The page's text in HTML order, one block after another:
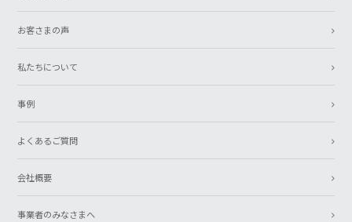
お客さまの声
私たちについて
事例
よくあるご質問
会社概要
事業者のみなさまへ